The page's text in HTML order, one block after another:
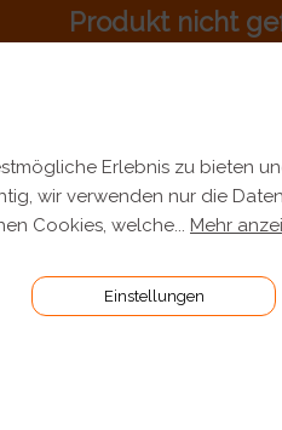
Produkt nicht
Erlebnis zu bieten
wir verwenden nur die
Cookies, welche... Mehr
Einstellungen